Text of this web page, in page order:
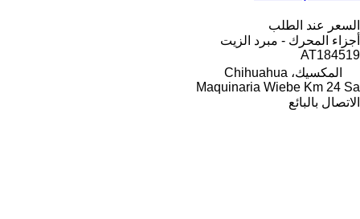
السعر عند الطلب
أجزاء المحرك - مبرد الزيت
AT184519
المكسيك، Chihuahua
Maquinaria Wiebe Km 24 Sa
الاتصال بالبائع